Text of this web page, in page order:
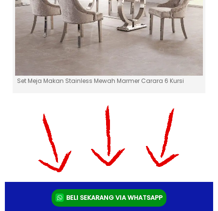
Set Meja Makan Stainless Mewah Marmer Carara 6 Kursi
BELI SEKARANG VIA WHATSAPP